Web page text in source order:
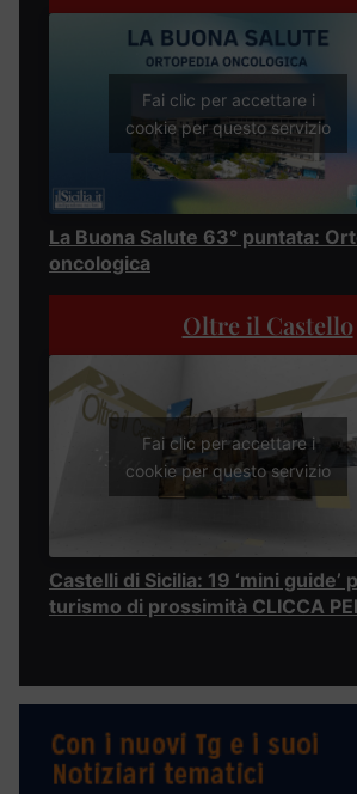
Fai clic per accettare i
cookie per questo servizio
La Buona Salute 63° puntata:
oncologica
Oltre il Castello
Fai clic per accettare i
cookie per questo servizio
Castelli di Sicilia: 19 ‘mini guide’
turismo di prossimità CLICCA